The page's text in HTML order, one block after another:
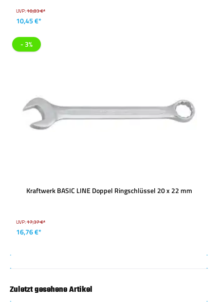
UVP:10,83 €*
10,45 €*
- 3%
Kraftwerk BASIC LINE Doppel Ringschlüssel 20 x 22 mm
UVP:17,37 €*
16,76 €*
Zuletzt gesehene Artikel